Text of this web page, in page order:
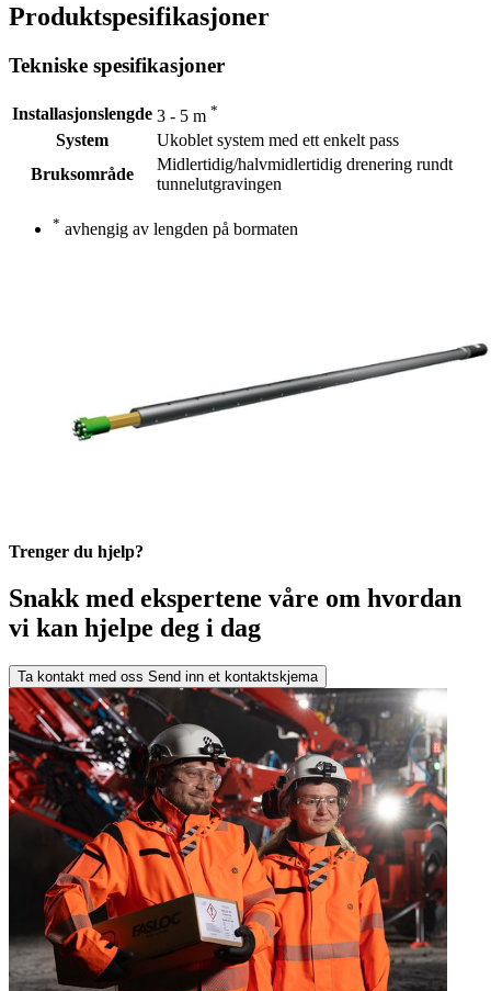
Produktspesifikasjoner
Tekniske spesifikasjoner
Installasjonslengde 3 - 5 m *
System
Ukoblet system med ett enkelt pass
Bruksområde
Midlertidig/halvmidlertidig drenering rundt
tunnelutgravingen
* avhengig av lengden på bormaten
Trenger du hjelp?
Snakk med ekspertene våre om hvordan
vi kan hjelpe deg i dag
Ta kontakt med oss Send inn et kontaktskjema